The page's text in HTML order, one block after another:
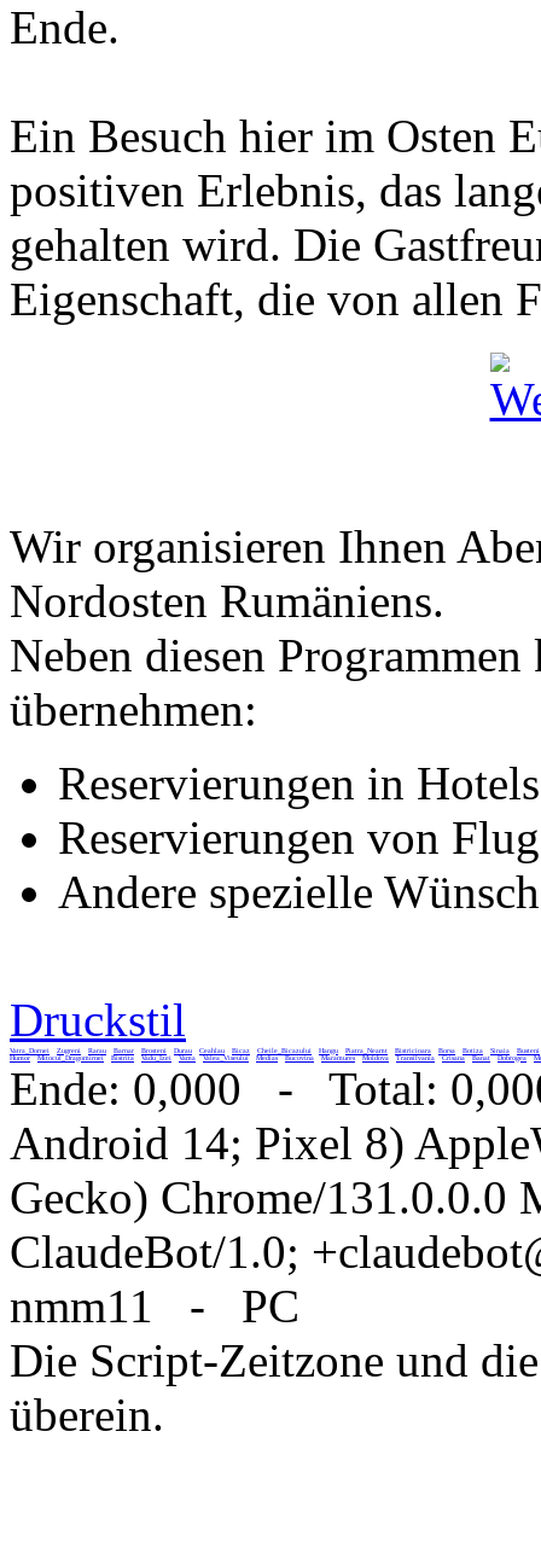
Ende.
Ein Besuch hier im Osten
positiven Erlebnis, das
gehalten wird. Die
Eigenschaft, die von allen
Wir organisieren Ihnen
Nordosten Rumäniens.
Neben diesen
übernehmen:
Reservierungen in
Reservierungen von
Andere spezielle
Druckstil
Vatra_Dornei Zugreni Rarau Barnar Brosteni Durau Ceahlau Bicaz Cheile_Bicazului Hangu Piatra_Neamt Bistricioara Borsa Botiza Sinaia
Busteni
Humor
Mitocul_Dragomirnei Bistrita Vadu_Izei Vama Valea_Viseului Medias Bucovina Maramures Moldova Transilvania Crisana Banat Dobrogea
Ende: 0,000 - Total:
Android 14; Pixel 8)
Gecko) Chrome/131.0.0.0
ClaudeBot/1.0;
nmm11 - PC
Die Script-Zeitzone und
überein.